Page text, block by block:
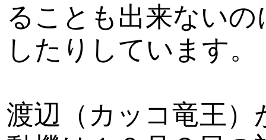
ることも出来ない
したりしています。
渡辺（カッコ竜王